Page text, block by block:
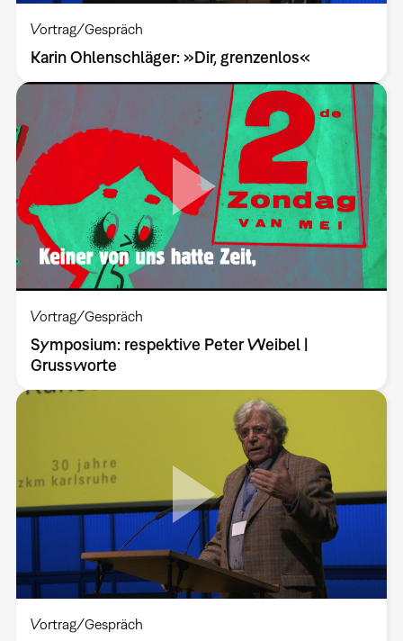
Vortrag/Gespräch
Karin Ohlenschläger: »Dir, grenzenlos«
Vortrag/Gespräch
Symposium: respektive Peter Weibel |
Grussworte
Vortrag/Gespräch